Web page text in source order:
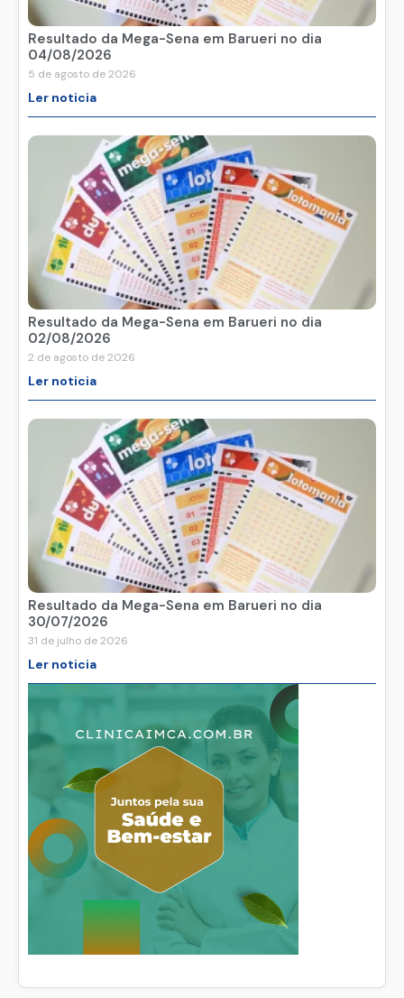
Resultado da Mega-Sena em Barueri no dia
04/08/2026
5 de agosto de 2026
Ler noticia
Resultado da Mega-Sena em Barueri no dia
02/08/2026
2 de agosto de 2026
Ler noticia
Resultado da Mega-Sena em Barueri no dia
30/07/2026
31 de julho de 2026
Ler noticia